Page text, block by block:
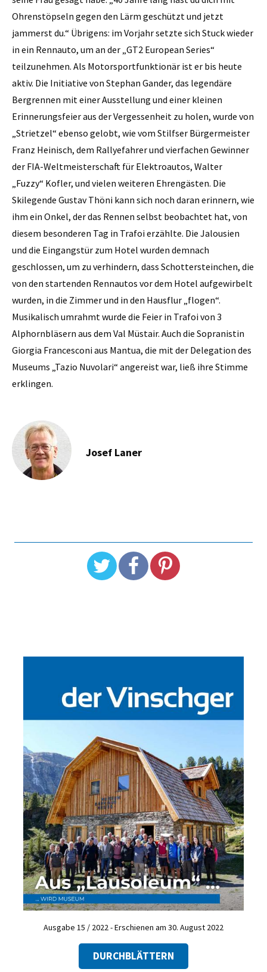
Ohrenstöpseln gegen den Lärm geschützt und jetzt
jammerst du.“ Übrigens: im Vorjahr setzte sich Stuck wieder
in ein Rennauto, um an der „GT2 European Series“
teilzunehmen. Als Motorsportfunktionär ist er bis heute
aktiv. Die Initiative von Stephan Gander, das legendäre
Bergrennen mit einer Ausstellung und einer kleinen
Erinnerungsfeier aus der Vergessenheit zu holen, wurde von
„Strietzel“ ebenso gelobt, wie vom Stilfser Bürgermeister
Franz Heinisch, dem Rallyefahrer und vierfachen Gewinner
der FIA-Weltmeisterschaft für Elektroautos, Walter
„Fuzzy“ Kofler, und vielen weiteren Ehrengästen. Die
Skilegende Gustav Thöni kann sich noch daran erinnern, wie
ihm ein Onkel, der das Rennen selbst beobachtet hat, von
diesem besonderen Tag in Trafoi erzählte. Die Jalousien
und die Eingangstür zum Hotel wurden demnach
geschlossen, um zu verhindern, dass Schottersteinchen, die
von den startenden Rennautos vor dem Hotel aufgewirbelt
wurden, in die Zimmer und in den Hausflur „flogen“.
Musikalisch umrahmt wurde die Feier in Trafoi von 3
Alphornbläsern aus dem Val Müstair. Auch die Sopranistin
Giorgia Francesconi aus Mantua, die mit der Delegation des
Museums „Tazio Nuvolari“ angereist war, ließ ihre Stimme
erklingen.
Josef Laner
Ausgabe 15 / 2022 - Erschienen am 30. August 2022
DURCHBLÄTTERN